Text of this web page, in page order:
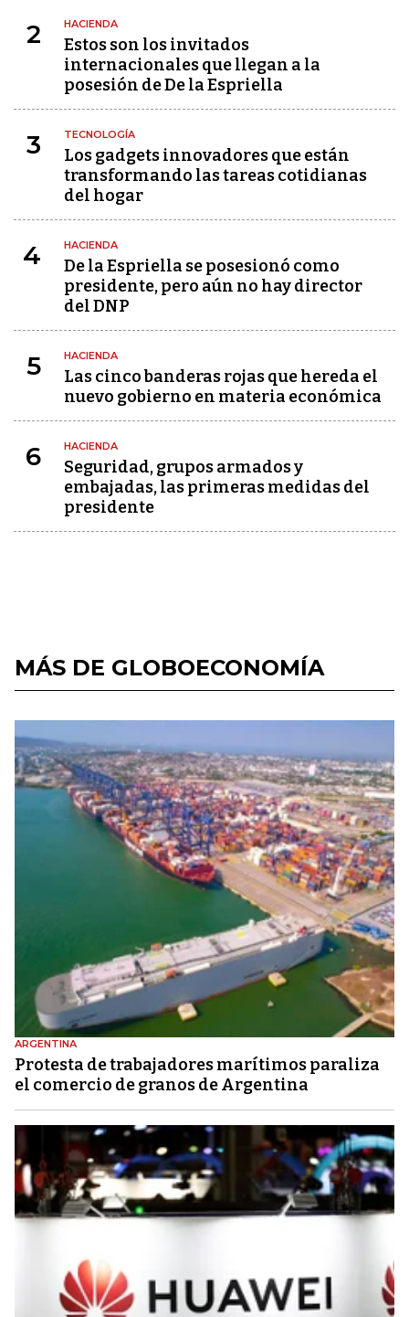
2 HACIENDA
Estos son los invitados
internacionales que llegan a la
posesión de De la Espriella
3 TECNOLOGÍA
Los gadgets innovadores que están
transformando las tareas cotidianas
del hogar
4 HACIENDA
De la Espriella se posesionó como
presidente, pero aún no hay director
del DNP
5 HACIENDA
Las cinco banderas rojas que hereda el
nuevo gobierno en materia económica
6 HACIENDA
Seguridad, grupos armados y
embajadas, las primeras medidas del
presidente
MÁS DE GLOBOECONOMÍA
ARGENTINA
Protesta de trabajadores marítimos paraliza
el comercio de granos de Argentina